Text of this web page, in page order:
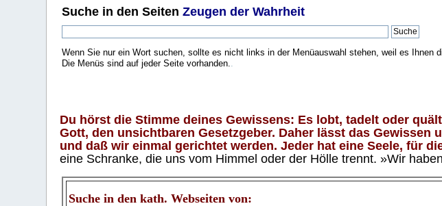
Suche in den SeitenZeugen der Wahrheit
Wenn Sie nur ein Wort suchen, sollte es nicht links in der Menüauswahl stehen, weil es Ihnen
Die Menüs sind auf jeder Seite vorhanden..
Du hörst die Stimme deines Gewissens: Es lobt, tadelt oder
Gott, den unsichtbaren Gesetzgeber. Daher lässt das
und daß wir einmal gerichtet werden. Jeder hat eine Seele, für
eine Schranke, die uns vom Himmel oder der Hölle trennt. »Wir
Suche in den kath. Webseiten von: